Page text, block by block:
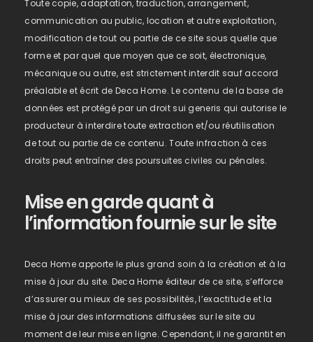
Toute copie, adaptation, traduction, arrangement,
communication au public, location et autre exploitation,
modification de tout ou partie de ce site sous quelle que
forme et par quel que moyen que ce soit, électronique,
mécanique ou autre, est strictement interdit sauf accord
préalable et écrit de Deca Home. Le contenu de la base de
données est protégé par un droit sui generis qui autorise le
producteur à interdire toute extraction et/ou réutilisation
de tout ou partie de ce contenu. Toute infraction à ces
droits peut entraîner des poursuites civiles ou pénales.
Mise en garde quant à
l’information fournie sur le site
Deca Home apporte le plus grand soin à la création et à la
mise à jour du site. Deca Home éditeur de ce site, s’efforce
d’assurer au mieux de ses possibilités, l’exactitude et la
mise à jour des informations diffusées sur le site au
moment de leur mise en ligne. Cependant, il ne garantit en